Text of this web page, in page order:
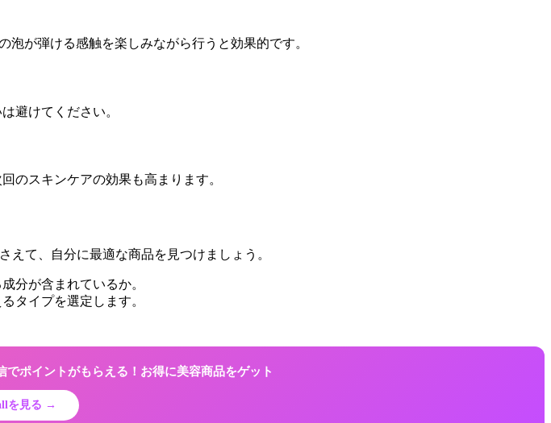
が弾ける感触を楽しみながら行うと効果的です。
避けてください。
のスキンケアの効果も高まります。
て、自分に最適な商品を見つけましょう。
分が含まれているか。
タイプを選定します。
ポイントがもらえる！お得に美容商品をゲット
を見る →